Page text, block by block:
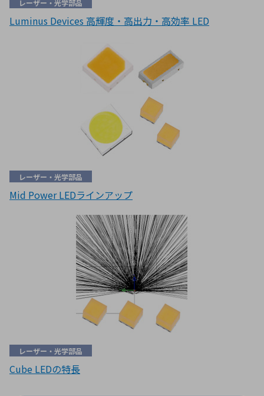
レーザー・光学部品
Luminus Devices 高輝度・高出力・高効率 LED
レーザー・光学部品
Mid Power LEDラインアップ
レーザー・光学部品
Cube LEDの特長